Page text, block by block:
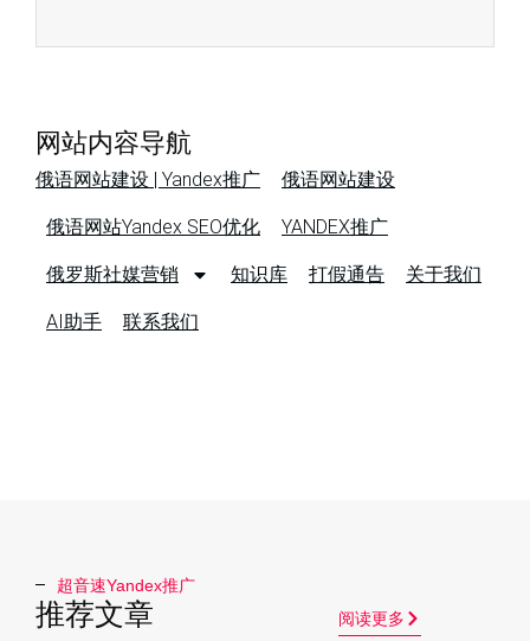
网站内容导航
俄语网站建设 | Yandex推广 俄语网站建设
俄语网站Yandex SEO优化 YANDEX推广
俄罗斯社媒营销 知识库 打假通告 关于我们
AI助手 联系我们
超音速Yandex推广​
推荐文章 阅读更多